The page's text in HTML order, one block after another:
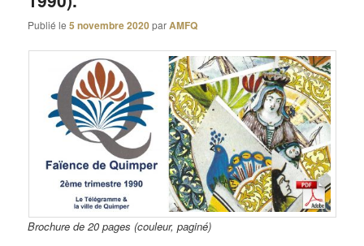
Publié le5 novembre 2020parAMFQ
Brochure de 20 pages (couleur, paginé)